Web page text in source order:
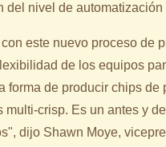
del nivel de
este nuevo proceso de
de los equipos
forma de producir chips
multi-crisp. Es un antes y
dijo Shawn Moye,